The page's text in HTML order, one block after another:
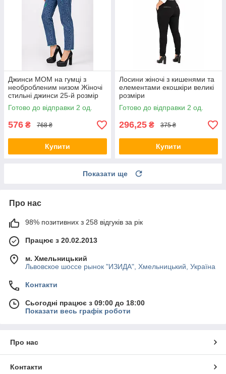
Джинси МОМ на гумці з
необробленим низом Жіночі
стильні джинси 25-й розмір
Зелений виворіт
Готово до відправки 2 од.
576 ₴ 768 ₴
Купити
Лосини жіночі з кишенями та
елементами екошкіри великі
розміри
Готово до відправки 2 од.
296,25 ₴ 375 ₴
Купити
Показати ще
Про нас
98% позитивних з 258 відгуків за рік
Працює з 20.02.2013
м. Хмельницький
Львовское шоссе рынок "ИЗИДА", Хмельницький, Україна
Контакти
Сьогодні працює з 09:00 до 18:00
Показати весь графік роботи
Про нас
Контакти